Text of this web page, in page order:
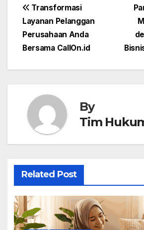
Post
navigation
Transformasi
Layanan Pelanggan
Perusahaan Anda
Bersama CallOn.id
By
Tim
Related Post